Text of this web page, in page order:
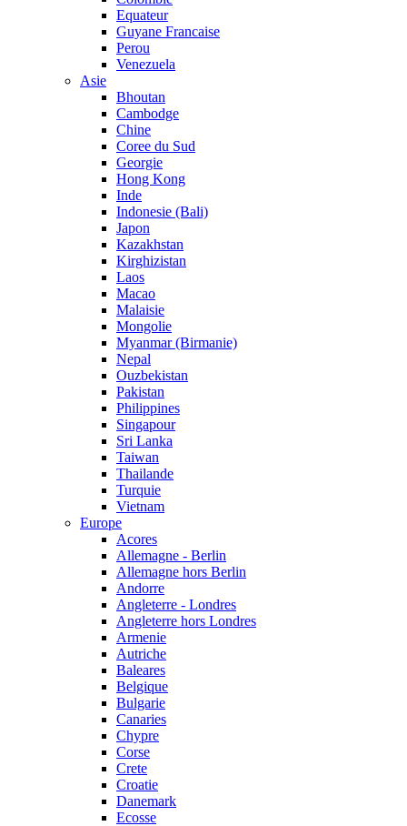
Equateur
Guyane Francaise
Perou
Venezuela
Asie
Bhoutan
Cambodge
Chine
Coree du Sud
Georgie
Hong Kong
Inde
Indonesie (Bali)
Japon
Kazakhstan
Kirghizistan
Laos
Macao
Malaisie
Mongolie
Myanmar (Birmanie)
Nepal
Ouzbekistan
Pakistan
Philippines
Singapour
Sri Lanka
Taiwan
Thailande
Turquie
Vietnam
Europe
Acores
Allemagne - Berlin
Allemagne hors Berlin
Andorre
Angleterre - Londres
Angleterre hors Londres
Armenie
Autriche
Baleares
Belgique
Bulgarie
Canaries
Chypre
Corse
Crete
Croatie
Danemark
Ecosse